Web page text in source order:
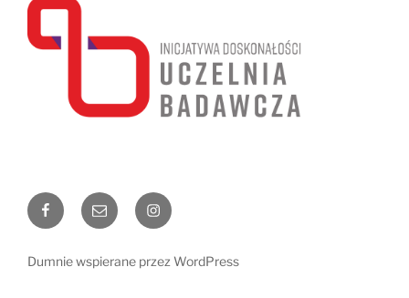
FacebookEmail Instagram
Dumnie wspierane przez WordPress